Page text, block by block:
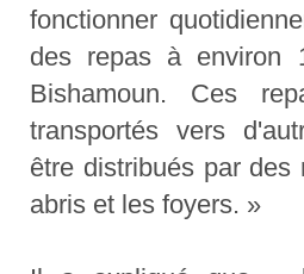
fonctionner
des repas à environ
Bishamoun. Ces
transportés vers
être distribués par des
abris et les foyers. »